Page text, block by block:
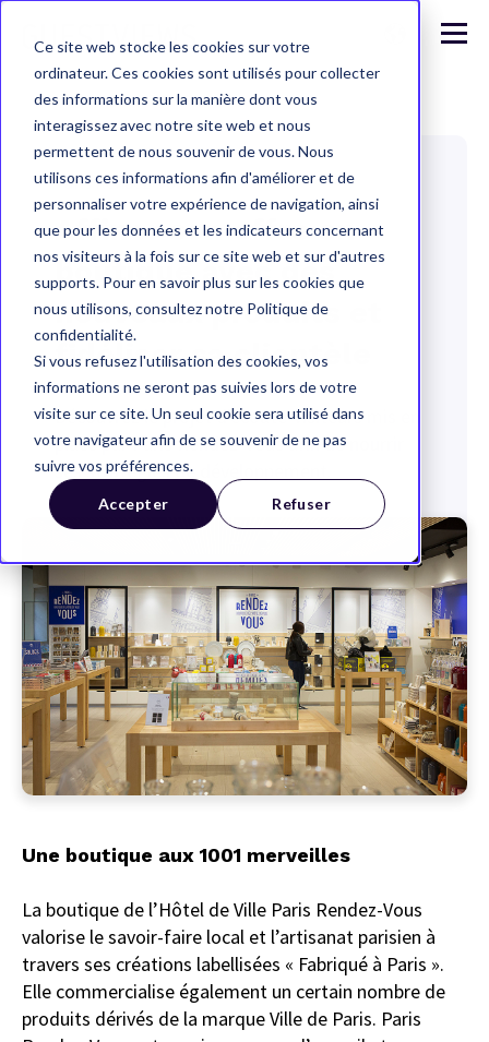
Ce site web stocke les cookies sur votre
ordinateur. Ces cookies sont utilisés pour collecter
des informations sur la manière dont vous
interagissez avec notre site web et nous
permettent de nous souvenir de vous. Nous
utilisons ces informations afin d'améliorer et de
personnaliser votre expérience de navigation, ainsi
que pour les données et les indicateurs concernant
nos visiteurs à la fois sur ce site web et sur d'autres
supports. Pour en savoir plus sur les cookies que
nous utilisons, consultez notre Politique de
confidentialité.
Si vous refusez l'utilisation des cookies, vos
informations ne seront pas suivies lors de votre
visite sur ce site. Un seul cookie sera utilisé dans
votre navigateur afin de se souvenir de ne pas
suivre vos préférences.
Accepter Refuser
Paris Rendez-Vous
Affiner son offre en
boutique avec des
nouveaux produits et
fidéliser sa clientèle
Découvrez le projet d'écoute-visiteurs mis en
place par Paris Rendez-Vous afin de nourrir
ses stratégies de développement.
Une boutique aux 1001 merveilles
La boutique de l’Hôtel de Ville Paris Rendez-Vous
valorise le savoir-faire local et l’artisanat parisien à
travers ses créations labellisées « Fabriqué à Paris ».
Elle commercialise également un certain nombre de
produits dérivés de la marque Ville de Paris. Paris